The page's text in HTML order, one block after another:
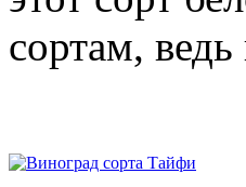
сортам,